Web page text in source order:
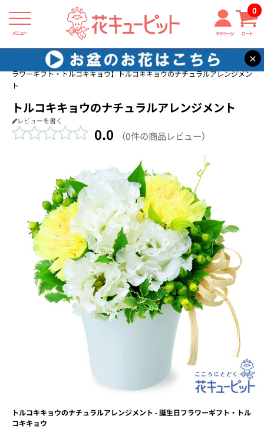
メニュー マイページ カート
0
×
花キューピット 誕生日フラワーギフト・トルコキキョウ
【誕生日フ
ラワーギフト・トルコキキョウ】トルコキキョウのナチュラルアレンジメン
ト
トルコキキョウのナチュラルアレンジメント
レビューを書く
0.0 （0件の商品レビュー）
トルコキキョウのナチュラルアレンジメント - 誕生日フラワーギフト・トル
コキキョウ